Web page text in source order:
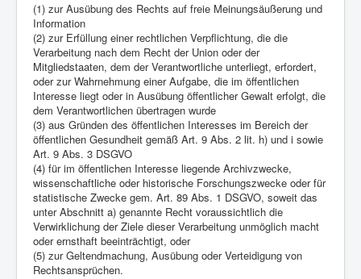
(1) zur Ausübung des Rechts auf freie Meinungsäußerung und
Information
(2) zur Erfüllung einer rechtlichen Verpflichtung, die die
Verarbeitung nach dem Recht der Union oder der
Mitgliedstaaten, dem der Verantwortliche unterliegt, erfordert,
oder zur Wahrnehmung einer Aufgabe, die im öffentlichen
Interesse liegt oder in Ausübung öffentlicher Gewalt erfolgt, die
dem Verantwortlichen übertragen wurde
(3) aus Gründen des öffentlichen Interesses im Bereich der
öffentlichen Gesundheit gemäß Art. 9 Abs. 2 lit. h) und i sowie
Art. 9 Abs. 3 DSGVO
(4) für im öffentlichen Interesse liegende Archivzwecke,
wissenschaftliche oder historische Forschungszwecke oder für
statistische Zwecke gem. Art. 89 Abs. 1 DSGVO, soweit das
unter Abschnitt a) genannte Recht voraussichtlich die
Verwirklichung der Ziele dieser Verarbeitung unmöglich macht
oder ernsthaft beeinträchtigt, oder
(5) zur Geltendmachung, Ausübung oder Verteidigung von
Rechtsansprüchen.